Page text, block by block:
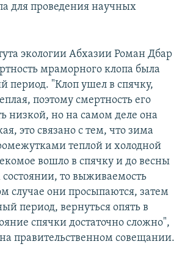
для проведения научных
экологии Абхазии Роман Дбар
мраморного клопа была
период. "Клоп ушел в спячку,
поэтому смертность его
низкой, но на самом деле она
это связано с тем, что зима
теплой и холодной
вошло в спячку и до весны
состоянии, то выживаемость
случае они просыпаются, затем
период, вернуться опять в
спячки достаточно сложно",
правительственном совещании.